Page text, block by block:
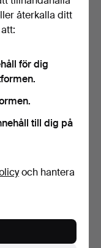
auktioner
återkalla ditt
för dig
till dig på
och hantera